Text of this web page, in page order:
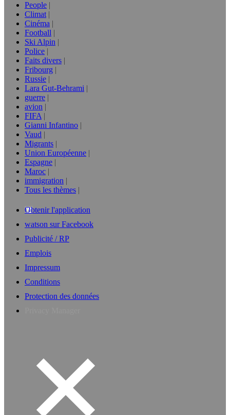
People
Climat
Cinéma
Football
Ski Alpin
Police
Faits divers
Fribourg
Russie
Lara Gut-Behrami
guerre
avion
FIFA
Gianni Infantino
Vaud
Migrants
Union Européenne
Espagne
Maroc
immigration
Tous les thèmes
Obtenir l'application
watson sur Facebook
Publicité / RP
Emplois
Impressum
Conditions
Protection des données